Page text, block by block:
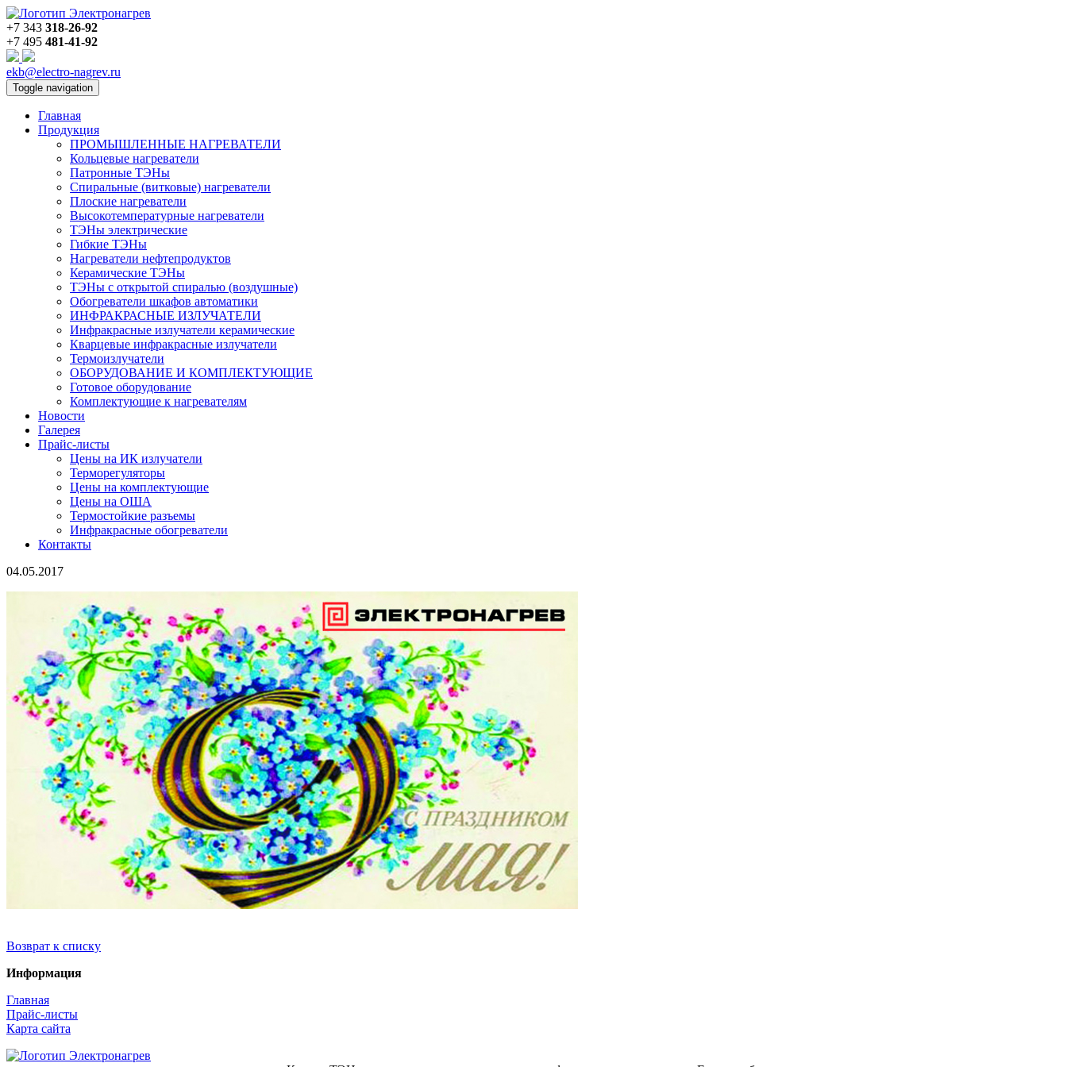
+7 343 318-26-92
+7 495 481-41-92
ekb@electro-nagrev.ru
Toggle navigation
Главная
Продукция
ПРОМЫШЛЕННЫЕ НАГРЕВАТЕЛИ
Кольцевые нагреватели
Патронные ТЭНы
Спиральные (витковые) нагреватели
Плоские нагреватели
Высокотемпературные нагреватели
ТЭНы электрические
Гибкие ТЭНы
Нагреватели нефтепродуктов
Керамические ТЭНы
ТЭНы с открытой спиралью (воздушные)
Обогреватели шкафов автоматики
ИНФРАКРАСНЫЕ ИЗЛУЧАТЕЛИ
Инфракрасные излучатели керамические
Кварцевые инфракрасные излучатели
Термоизлучатели
ОБОРУДОВАНИЕ И КОМПЛЕКТУЮЩИЕ
Готовое оборудование
Комплектующие к нагревателям
Новости
Галерея
Прайс-листы
Цены на ИК излучатели
Терморегуляторы
Цены на комплектующие
Цены на ОША
Термостойкие разъемы
Инфракрасные обогреватели
Контакты
04.05.2017
Возврат к списку
Информация
Главная
Прайс-листы
Карта сайта